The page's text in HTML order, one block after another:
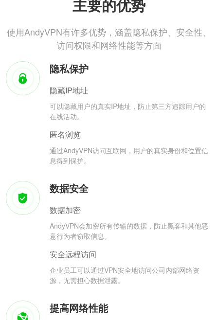
主要的优势
使用AndyVPN有许多优势，涵盖隐私保护、安全性、
访问权限和网络性能等方面
隐私保护
隐藏IP地址
可以隐藏用户的真实IP地址，防止第三方追踪用户的
在线活动。
匿名浏览
通过AndyVPN访问互联网，用户的真实身份和位置信
息得到保护。
数据安全
数据加密
AndyVPN会加密所有传输的数据，防止黑客和其他恶
意行为者窃取信息。
安全远程访问
企业员工可以通过VPN安全地访问公司内部网络资
源，无需担心数据泄露。
提高网络性能